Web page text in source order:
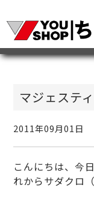
マジェステ
2011年09月01日
こんにちは、今
れからサダクロ